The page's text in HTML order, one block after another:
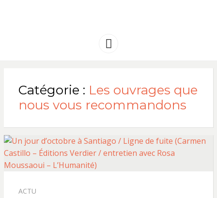
AMERIQUE
Menu
Catégorie : Les ouvrages que
nous vous recommandons
ACTU